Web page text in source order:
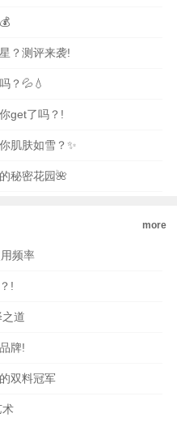
？测评来袭!
？💦💧
get了吗？!
肌肤如雪？✨
秘密花园🌺
more
频率
!
道
牌!
双料冠军
术